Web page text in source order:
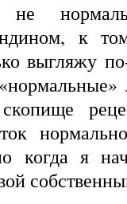
не
к
выгляжу
когда я